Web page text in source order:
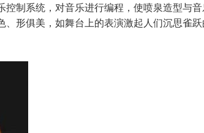
统，对音乐进行编程，使喷泉造型与音
形俱美，如舞台上的表演激起人们沉思雀